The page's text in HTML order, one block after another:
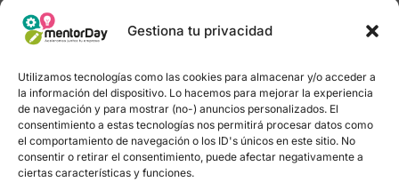
Gestiona tu privacidad
Utilizamos tecnologías como las cookies para almacenar y/o acceder a
la información del dispositivo. Lo hacemos para mejorar la experiencia
de navegación y para mostrar (no-) anuncios personalizados. El
consentimiento a estas tecnologías nos permitirá procesar datos como
el comportamiento de navegación o los ID's únicos en este sitio. No
consentir o retirar el consentimiento, puede afectar negativamente a
ciertas características y funciones.